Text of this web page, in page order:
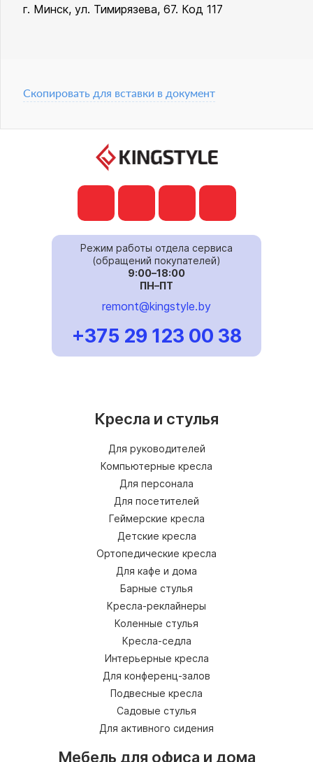
г. Минск, ул. Тимирязева, 67. Код 117
Скопировать для вставки в документ
Режим работы отдела сервиса
(обращений покупателей)
9:00–18:00
ПН–ПТ
remont@kingstyle.by
+375 29 123 00 38
Кресла и стулья
Для руководителей
Компьютерные кресла
Для персонала
Для посетителей
Геймерские кресла
Детские кресла
Ортопедические кресла
Для кафе и дома
Барные стулья
Кресла-реклайнеры
Коленные стулья
Кресла-седла
Интерьерные кресла
Для конференц-залов
Подвесные кресла
Садовые стулья
Для активного сидения
Мебель для офиса и дома